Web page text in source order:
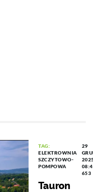
TAG:
ELEKTROWNIA
SZCZYTOWO-
POMPOWA
29
653
Tauron